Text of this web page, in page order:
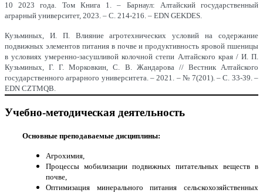
10 2023 года. Том Книга 1. – Барнаул: Алтайский государственный
аграрный университет, 2023. – С. 214-216. – EDN GEKDES.
Кузьминых, И. П. Влияние агротехнических условий на содержание
подвижных элементов питания в почве и продуктивность яровой пшеницы
в условиях умеренно-засушливой колочной степи Алтайского края / И. П.
Кузьминых, Г. Г. Морковкин, С. В. Жандарова // Вестник Алтайского
государственного аграрного университета. – 2021. – № 7(201). – С. 33-39. –
EDN CZTMQB.
Учебно-методическая деятельность
Основные преподаваемые дисциплины:
Агрохимия,
Процессы мобилизации подвижных питательных веществ в
почве,
Оптимизация минерального питания сельскохозяйственных